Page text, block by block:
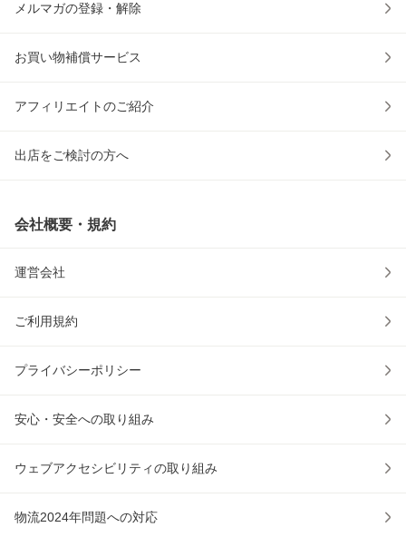
メルマガの登録・解除
お買い物補償サービス
アフィリエイトのご紹介
出店をご検討の方へ
会社概要・規約
運営会社
ご利用規約
プライバシーポリシー
安心・安全への取り組み
ウェブアクセシビリティの取り組み
物流2024年問題への対応